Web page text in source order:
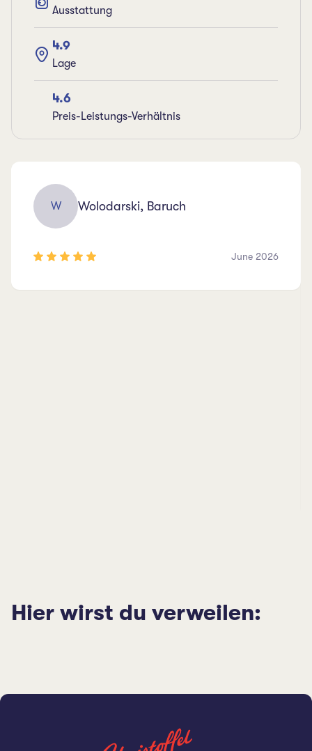
Ausstattung
4.9
Lage
4.6
Preis-Leistungs-Verhältnis
W Wolodarski, Baruch
June 2026
Hier wirst du verweilen: